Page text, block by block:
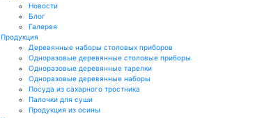
Новости
Блог
Галерея
Продукция
Деревянные наборы столовых приборов
Одноразовые деревянные столовые приборы
Одноразовые деревянные тарелки
Одноразовые деревянные наборы
Посуда из сахарного тростника
Палочки для суши
Продукция из осины